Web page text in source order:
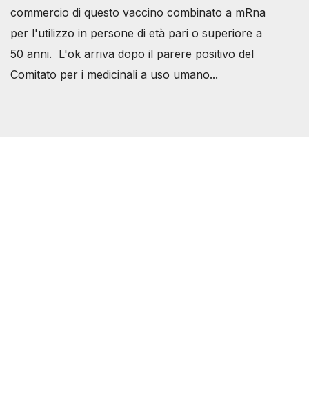
commercio di questo vaccino combinato a mRna
per l'utilizzo in persone di età pari o superiore a
50 anni. L'ok arriva dopo il parere positivo del
Comitato per i medicinali a uso umano...